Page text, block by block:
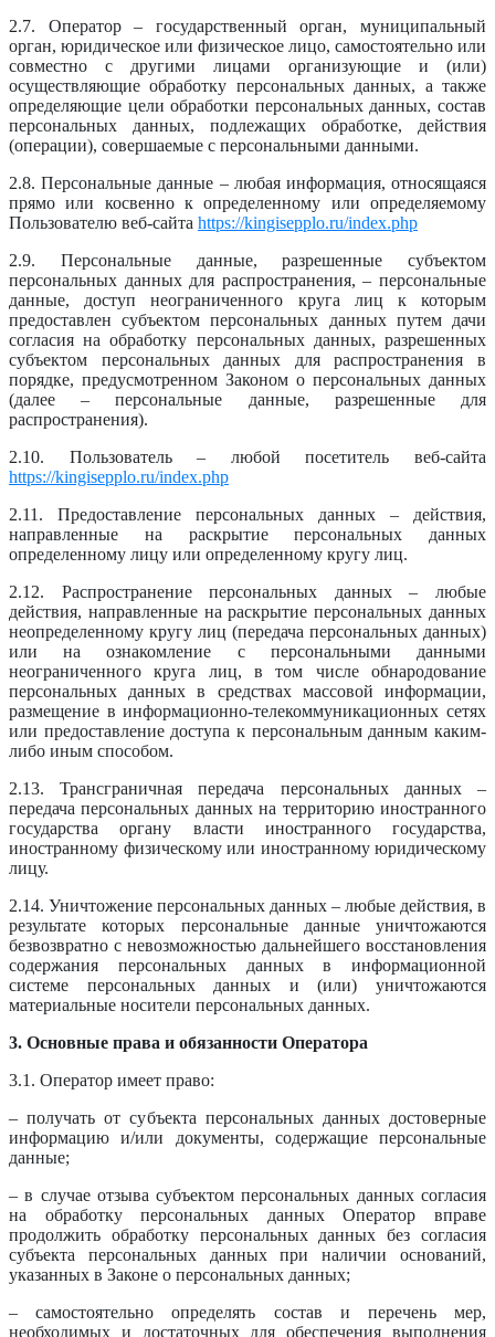
2.7. Оператор – государственный орган, муниципальный
орган, юридическое или физическое лицо, самостоятельно или
совместно с другими лицами организующие и (или)
осуществляющие обработку персональных данных, а также
определяющие цели обработки персональных данных, состав
персональных данных, подлежащих обработке, действия
(операции), совершаемые с персональными данными.
2.8. Персональные данные – любая информация, относящаяся
прямо или косвенно к определенному или определяемому
Пользователю веб-сайта https://kingisepplo.ru/index.php
2.9. Персональные данные, разрешенные субъектом
персональных данных для распространения, – персональные
данные, доступ неограниченного круга лиц к которым
предоставлен субъектом персональных данных путем дачи
согласия на обработку персональных данных, разрешенных
субъектом персональных данных для распространения в
порядке, предусмотренном Законом о персональных данных
(далее – персональные данные, разрешенные для
распространения).
2.10. Пользователь – любой посетитель веб-сайта
https://kingisepplo.ru/index.php
2.11. Предоставление персональных данных – действия,
направленные на раскрытие персональных данных
определенному лицу или определенному кругу лиц.
2.12. Распространение персональных данных – любые
действия, направленные на раскрытие персональных данных
неопределенному кругу лиц (передача персональных данных)
или на ознакомление с персональными данными
неограниченного круга лиц, в том числе обнародование
персональных данных в средствах массовой информации,
размещение в информационно-телекоммуникационных сетях
или предоставление доступа к персональным данным каким-
либо иным способом.
2.13. Трансграничная передача персональных данных –
передача персональных данных на территорию иностранного
государства органу власти иностранного государства,
иностранному физическому или иностранному юридическому
лицу.
2.14. Уничтожение персональных данных – любые действия, в
результате которых персональные данные уничтожаются
безвозвратно с невозможностью дальнейшего восстановления
содержания персональных данных в информационной
системе персональных данных и (или) уничтожаются
материальные носители персональных данных.
3. Основные права и обязанности Оператора
3.1. Оператор имеет право:
– получать от субъекта персональных данных достоверные
информацию и/или документы, содержащие персональные
данные;
– в случае отзыва субъектом персональных данных согласия
на обработку персональных данных Оператор вправе
продолжить обработку персональных данных без согласия
субъекта персональных данных при наличии оснований,
указанных в Законе о персональных данных;
– самостоятельно определять состав и перечень мер,
необходимых и достаточных для обеспечения выполнения